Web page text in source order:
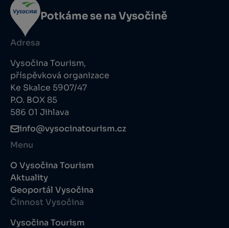
Potkáme se na Vysočině
Adresa
Vysočina Tourism,
příspěvková organizace
Ke Skalce 5907/47
P.O. BOX 85
586 01 Jihlava
info@vysocinatourism.cz
Menu
O Vysočina Tourism
Aktuality
Geoportál Vysočina
Činnost Vysočina
Vysočina Tourism